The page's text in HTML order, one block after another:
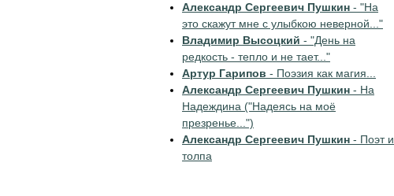
Александр Сергеевич Пушкин - "На
это скажут мне с улыбкою неверной..."
Владимир Высоцкий - "День на
редкость - тепло и не тает..."
Артур Гарипов - Поэзия как магия...
Александр Сергеевич Пушкин - На
Надеждина ("Надеясь на моё
презренье...")
Александр Сергеевич Пушкин - Поэт и
толпа